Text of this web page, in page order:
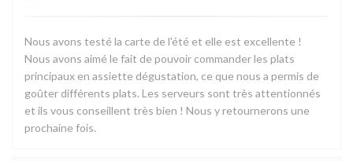
Nous avons testé la carte de l'été et elle est excellente !
Nous avons aimé le fait de pouvoir commander les plats
principaux en assiette dégustation, ce que nous a permis de
goûter différents plats. Les serveurs sont très attentionnés
et ils vous conseillent très bien ! Nous y retournerons une
prochaine fois.